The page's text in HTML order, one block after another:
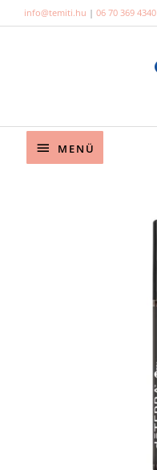
to
info@temiti.hu | 06 70 369 4340
Below
MENÜ